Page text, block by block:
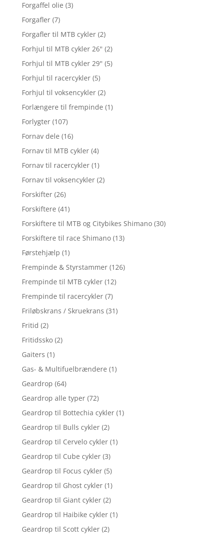
Forgaffel olie (3)
Forgafler (7)
Forgafler til MTB cykler (2)
Forhjul til MTB cykler 26" (2)
Forhjul til MTB cykler 29" (5)
Forhjul til racercykler (5)
Forhjul til voksencykler (2)
Forlængere til frempinde (1)
Forlygter (107)
Fornav dele (16)
Fornav til MTB cykler (4)
Fornav til racercykler (1)
Fornav til voksencykler (2)
Forskifter (26)
Forskiftere (41)
Forskiftere til MTB og Citybikes Shimano (30)
Forskiftere til race Shimano (13)
Førstehjælp (1)
Frempinde & Styrstammer (126)
Frempinde til MTB cykler (12)
Frempinde til racercykler (7)
Friløbskrans / Skruekrans (31)
Fritid (2)
Fritidssko (2)
Gaiters (1)
Gas- & Multifuelbrændere (1)
Geardrop (64)
Geardrop alle typer (72)
Geardrop til Bottechia cykler (1)
Geardrop til Bulls cykler (2)
Geardrop til Cervelo cykler (1)
Geardrop til Cube cykler (3)
Geardrop til Focus cykler (5)
Geardrop til Ghost cykler (1)
Geardrop til Giant cykler (2)
Geardrop til Haibike cykler (1)
Geardrop til Scott cykler (2)